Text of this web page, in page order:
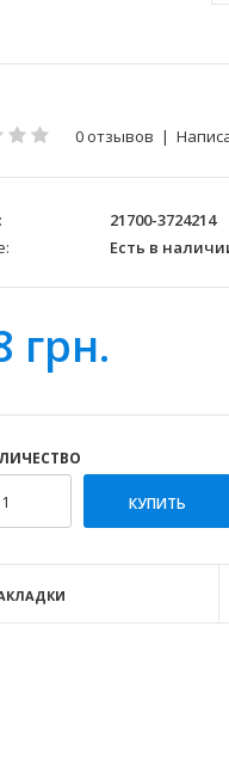
0 отзывов |
21700-3724214
Есть в
грн.